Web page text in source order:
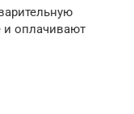
и оплачивают